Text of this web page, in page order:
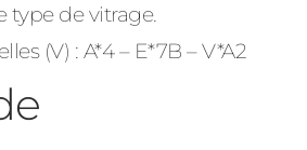
type de vitrage.
(V) : A*4 – E*7B – V*A2